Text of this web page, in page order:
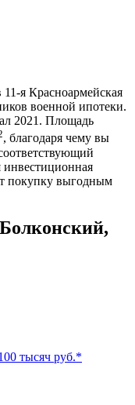
я Красноармейская
военной ипотеки.
2021. Площадь
, благодаря чему вы
покупку выгодным
тысяч руб.*